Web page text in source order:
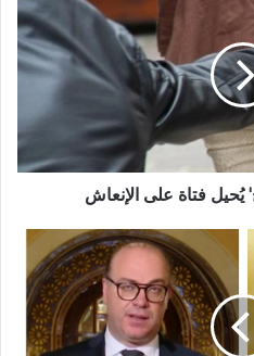
يُحيل فتاة على الإنعاش